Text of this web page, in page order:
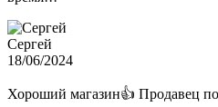
Сергей
18/06/2024
Хороший магазин👍 Продавец